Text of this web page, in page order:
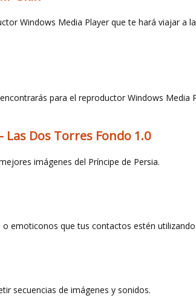
Windows Media Player que te hará viajar a
para el reproductor Windows Media
Las Dos Torres Fondo 1.0
imágenes del Príncipe de Persia.
o emoticonos que tus contactos estén
secuencias de imágenes y sonidos.